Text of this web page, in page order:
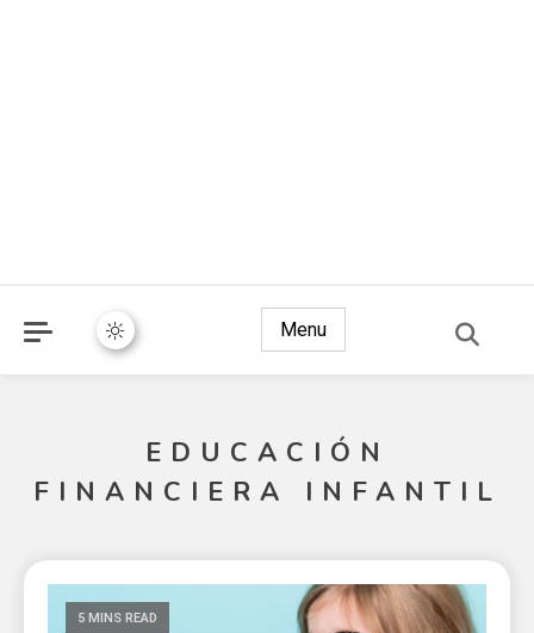
Menu
EDUCACIÓN
FINANCIERA INFANTIL
5 MINS READ